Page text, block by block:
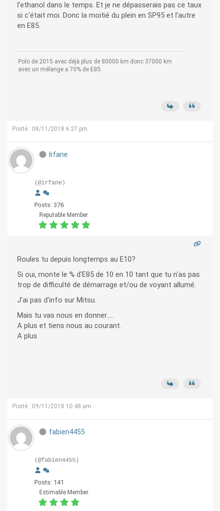
l'ethanol dans le temps. Et je ne dépasserais pas ce taux
si c'était moi. Donc la moitié du plein en SP95 et l'autre
en E85.
Polo de 2015 avec déjà plus de 80000 km donc 37000 km
avec un mélange a 70% de E85.
Posté : 08/11/2018 6:27 pm
Irfane
(@irfane)
Posts: 376
Reputable Member
Roules tu depuis longtemps au E10?
Si oui, monte le % d'E85 de 10 en 10 tant que tu n'as pas
trop de difficulté de démarrage et/ou de voyant allumé.
J'ai pas d'info sur Mitsu.
Mais tu vas nous en donner.....
A plus et tiens nous au courant.
A plus
Posté : 09/11/2018 10:48 am
fabien4455
(@fabien4455)
Posts: 141
Estimable Member